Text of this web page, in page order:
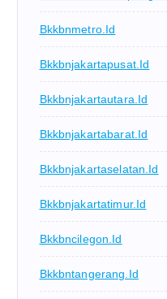
Bkkbnmetro.id
Bkkbnjakartapusat.id
Bkkbnjakartautara.id
Bkkbnjakartabarat.id
Bkkbnjakartaselatan.id
Bkkbnjakartatimur.id
Bkkbncilegon.id
Bkkbntangerang.id